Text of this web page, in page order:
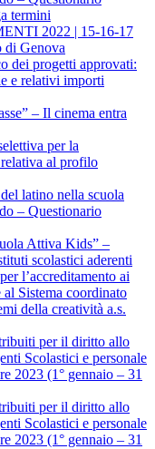
termini
2022 | 15-16-17
di Genova
dei progetti approvati:
e relativi importi
– Il cinema entra
per la
relativa al profilo
latino nella scuola
– Questionario
Attiva Kids” –
scolastici aderenti
l’accreditamento ai
Sistema coordinato
della creatività a.s.
per il diritto allo
Scolastici e personale
2023 (1° gennaio – 31
per il diritto allo
Scolastici e personale
2023 (1° gennaio – 31